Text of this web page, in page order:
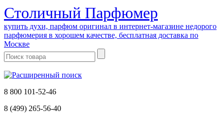
Cтоличный Парфюмер
купить духи, парфюм оригинал в интернет-магазине недорого
парфюмерия в хорошем качестве, бесплатная доставка по
Москве
8 800 101-52-46
8 (499) 265-56-40